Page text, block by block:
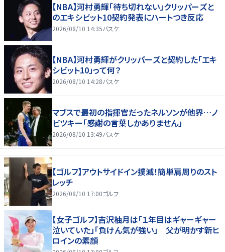
【NBA】河村勇輝「待ち切れない」クリッパーズと
のエキシビット10契約発表にハートつき反応
2026/08/10 14:35バスケ
【NBA】河村勇輝がクリッパーズと契約した「エキ
シビット10」って何？
2026/08/10 14:28バスケ
マブスで最初の指揮官だったネルソンが他界…ノ
ビツキー「感謝の言葉しかありません」
2026/08/10 13:49バスケ
【ゴルフ】アウトサイドイン撲滅！簡単肩周りのスト
レッチ
2026/08/10 17:00ゴルフ
【女子ゴルフ】吉沢柚月は「１年目はギャーギャー
泣いていた」「負けん気が強い」 父が明かす新ヒ
ロインの素顔